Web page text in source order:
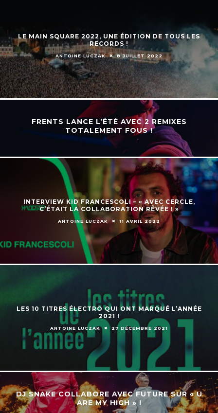
LE MAIN SQUARE 2022, UNE ÉDITION DE TOUS LES
RECORDS !
ANTOINE LUCZAK 8 JUILLET 2022
FRENTS LANCE L’ÉTÉ AVEC 2 REMIXES
TOTALEMENT FOUS !
INTERVIEW KID FRANCESCOLI – « AVEC CERCLE,
C’ÉTAIT LA COLLABORATION RÊVÉE ! »
ANTOINE LUCZAK 11 AVRIL 2022
LES 10 TITRES ÉLECTRO QUI ONT MARQUÉ L’ANNÉE
2021 !
ANTOINE LUCZAK 27 DÉCEMBRE 2021
DJ SNAKE COLLABORE AVEC FUTURE SUR « U
ARE MY HIGH » !